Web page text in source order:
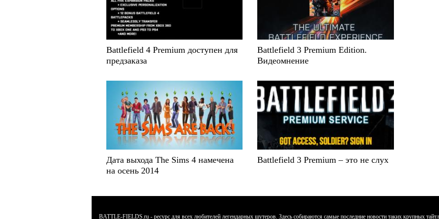
Battlefield 4 Premium доступен для
предзаказа
Battlefield 3 Premium Edition.
Видеомнение
Дата выхода The Sims 4 намечена
на осень 2014
Battlefield 3 Premium – это не слух
BATTLE-FIELDS.ru - ресурс для всех любителей легендарных шутеров. Здесь собираются самые последние новости таких крупных